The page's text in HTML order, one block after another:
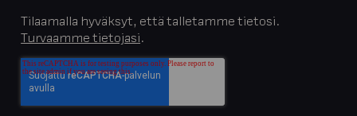
Tilaamalla hyväksyt, että talletamme tietosi.
Turvaamme tietojasi .